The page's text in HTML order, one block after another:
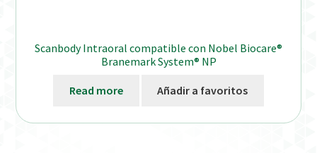
On-line Store
Productos Favoritos
Scanbody Intraoral compatible con Nobel Biocare®
Branemark System® NP
Read more Añadir a favoritos